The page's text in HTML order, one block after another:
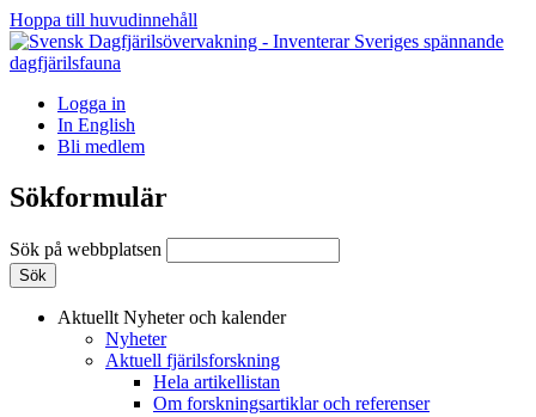
Hoppa till huvudinnehåll
Logga in
In English
Bli medlem
Sökformulär
Sök på webbplatsen
Aktuellt Nyheter och kalender
Nyheter
Aktuell fjärilsforskning
Hela artikellistan
Om forskningsartiklar och referenser